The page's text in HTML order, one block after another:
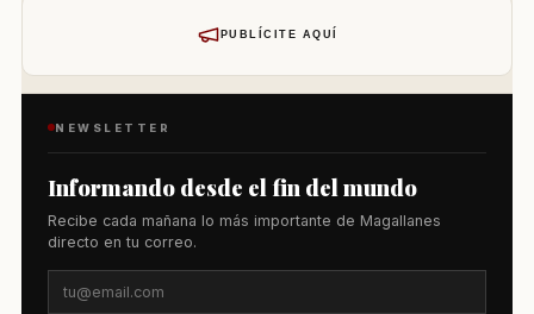
PUBLÍCITE AQUÍ
NEWSLETTER
Informando desde el fin del mundo
Recibe cada mañana lo más importante de Magallanes
directo en tu correo.